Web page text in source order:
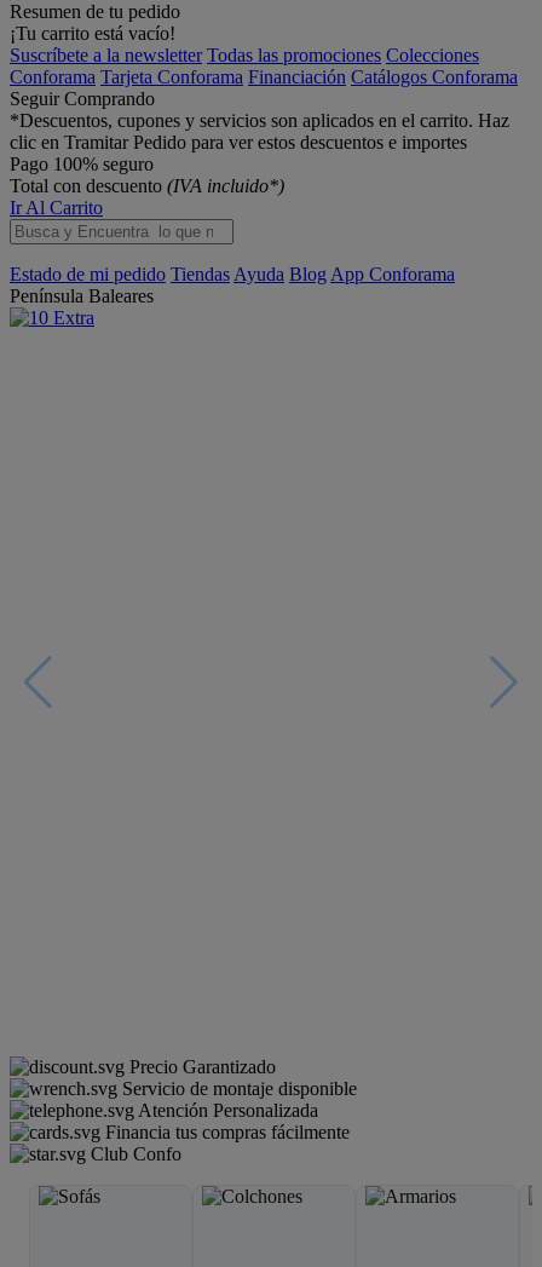
Resumen de tu pedido
¡Tu carrito está vacío!
Suscríbete a la newsletter Todas las promociones Colecciones
Conforama Tarjeta Conforama Financiación Catálogos Conforama
Seguir Comprando
*Descuentos, cupones y servicios son aplicados en el carrito. Haz
clic en Tramitar Pedido para ver estos descuentos e importes
Pago 100% seguro
Total con descuento (IVA incluido*)
Ir Al Carrito
Estado de mi pedido Tiendas Ayuda Blog App Conforama
Península Baleares
Precio Garantizado
Servicio de montaje disponible
Atención Personalizada
Financia tus compras fácilmente
Club Confo